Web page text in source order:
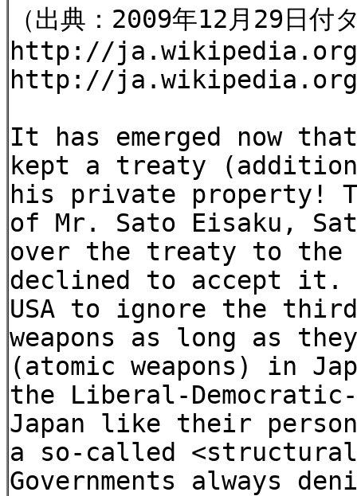
（出典：2009年12月29日付
http://ja.wikipedia.org/wiki/
http://ja.wikipedia.org/wiki/
It has emerged now
kept a treaty
his private property!
of Mr. Sato Eisaku,
over the treaty to the
declined to accept it.
USA to ignore the
weapons as long as
(atomic weapons) in
the Liberal-
Japan like their
a so-called
Governments always